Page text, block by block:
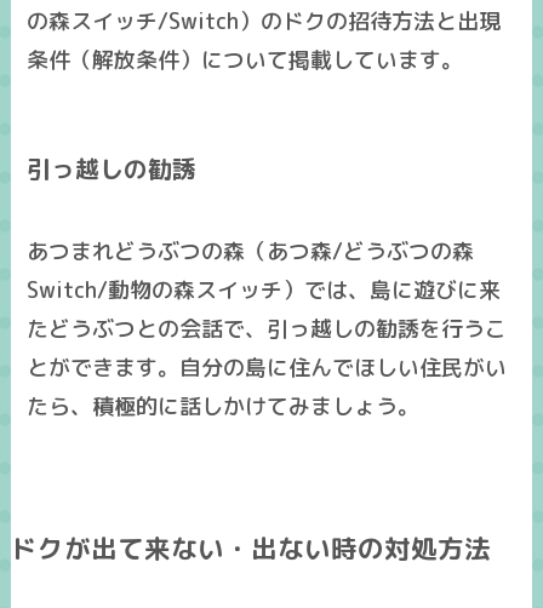
の森スイッチ/Switch）のドクの招待方法と出現
条件（解放条件）について掲載しています。
引っ越しの勧誘
あつまれどうぶつの森（あつ森/どうぶつの森
Switch/動物の森スイッチ）では、島に遊びに来
たどうぶつとの会話で、引っ越しの勧誘を行うこ
とができます。自分の島に住んでほしい住民がい
たら、積極的に話しかけてみましょう。
ドクが出て来ない・出ない時の対処方法